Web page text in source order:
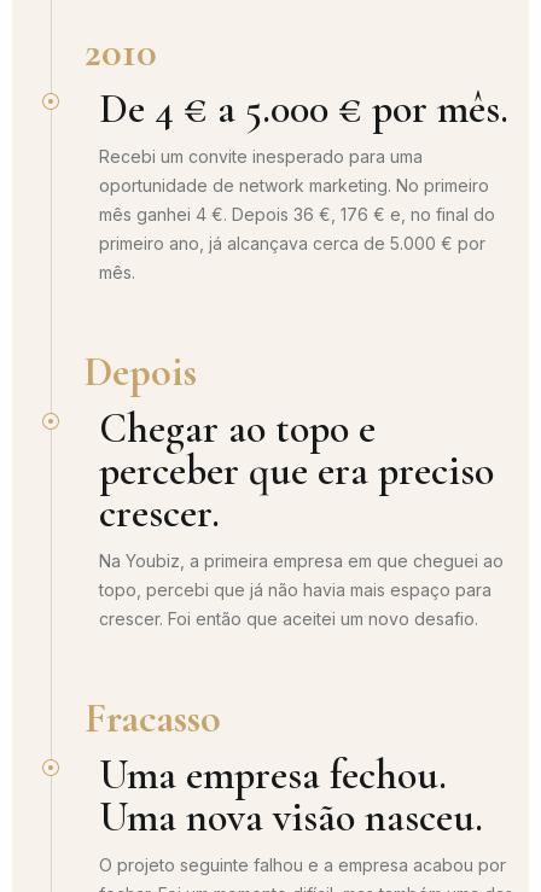
2010
De 4 € a 5.000 € por mês.
Recebi um convite inesperado para uma
oportunidade de network marketing. No primeiro
mês ganhei 4 €. Depois 36 €, 176 € e, no final do
primeiro ano, já alcançava cerca de 5.000 € por
mês.
Depois
Chegar ao topo e
perceber que era preciso
crescer.
Na Youbiz, a primeira empresa em que cheguei ao
topo, percebi que já não havia mais espaço para
crescer. Foi então que aceitei um novo desafio.
Fracasso
Uma empresa fechou.
Uma nova visão nasceu.
O projeto seguinte falhou e a empresa acabou por